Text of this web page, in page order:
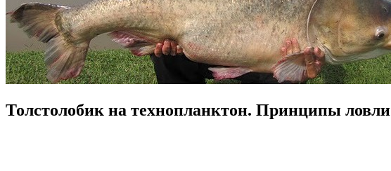
Толстолобик на технопланктон. Принципы ловли